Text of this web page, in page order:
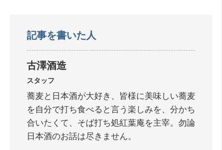
記事を書いた人
古澤酒造
スタッフ
蕎麦と日本酒が大好き、皆様に美味しい蕎麦
を自分で打ち食べると言う楽しみを、分かち
合いたくて、そば打ち処紅葉庵を主宰。勿論
日本酒のお話は尽きません。